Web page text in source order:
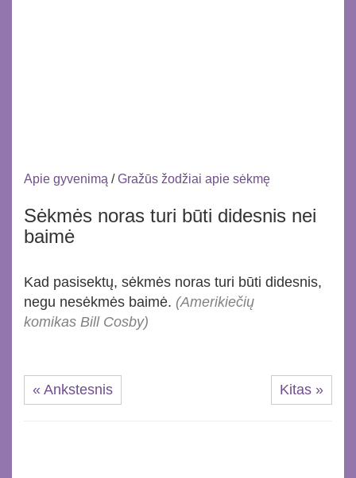
Apie gyvenimą /Gražūs žodžiai apie sėkmę
Sėkmės noras turi būti didesnis nei
baimė
Kad pasisektų, sėkmės noras turi būti didesnis,
negu nesėkmės baimė. (Amerikiečių
komikas Bill Cosby)
« Ankstesnis Kitas »